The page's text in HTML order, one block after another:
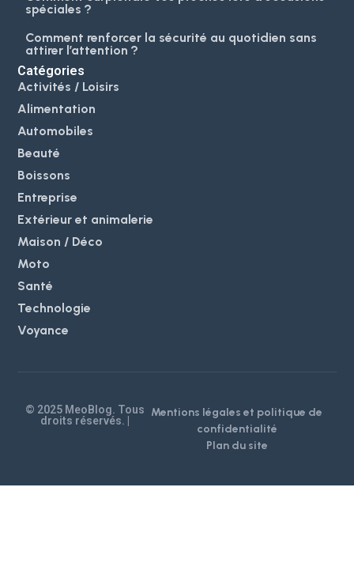
spéciales ?
Comment renforcer la sécurité au quotidien sans
attirer l’attention ?
Catégories
Activités / Loisirs
Alimentation
Automobiles
Beauté
Boissons
Entreprise
Extérieur et animalerie
Maison / Déco
Moto
Santé
Technologie
Voyance
© 2025 MeoBlog. Tous
droits réservés. |
Mentions légales et politique de
confidentialité
Plan du site